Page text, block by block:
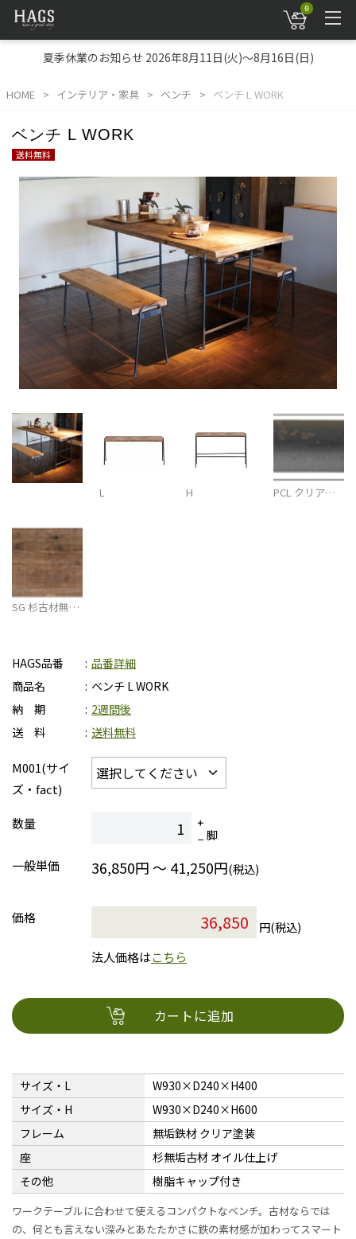
0
夏季休業のお知らせ 2026年8月11日(火)～8月16日(日)
HOME インテリア・家具 ベンチ ベンチ L WORK
ベンチ L WORK
送料無料
L H PCL クリア…
SG 杉古材無…
HAGS品番
品番詳細
商品名
ベンチ L WORK
納 期
2週間後
送 料
送料無料
M001(サイ
ズ・fact)
数量
脚
一般単価
36,850円 ～ 41,250円(税込)
価格
円(税込)
法人価格はこちら
カートに追加
サイズ・L
W930×D240×H400
サイズ・H
W930×D240×H600
フレーム
無垢鉄材 クリア塗装
座
杉無垢古材 オイル仕上げ
その他
樹脂キャップ付き
ワークテーブルに合わせて使えるコンパクトなベンチ。古材ならでは
の、何とも言えない深みとあたたかさに鉄の素材感が加わってスマート